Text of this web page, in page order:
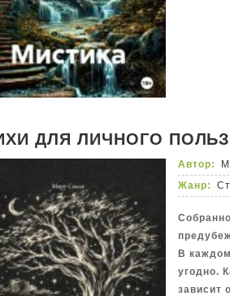
ДЛЯ ЛИЧНОГО
Автор:
Жанр:
В
угодно.
зависит